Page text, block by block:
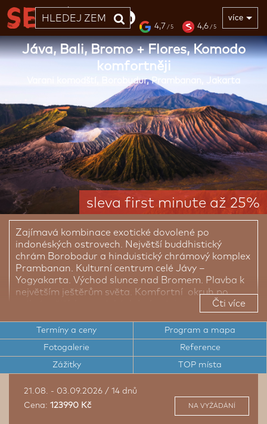
33 LET více
4,7 / 5 4,6 / 5
sleva first minute až 25%
Jáva, Bali, Bromo + Flores, Komodo
komfortněji
Varani komodští, Borobudur, Prambanan, Jakarta
Zajímavá kombinace exotické dovolené po
indonéských ostrovech. Největší buddhistický
chrám Borobodur a hinduistický chrámový komplex
Prambanan. Kulturní centrum celé Jávy –
Yogyakarta. Východ slunce nad Bromem. Plavba k
největším ještěrům světa. Komfortní okruh po
nejkrásnějších památkách Indonésie s odpočinkem
komfortní okruh s nádechem dobrodružství s
odpočinkem na Bali
Borobudur, Prambanan
nejkrásnější sopka Indonésie, romantická plavba k
Čti více
Termíny a ceny Program a mapa
Fotogalerie Reference
Zážitky TOP místa
21.08. - 03.09.2026 / 14 dnů
Cena: 123990 Kč NA VYŽÁDÁNÍ